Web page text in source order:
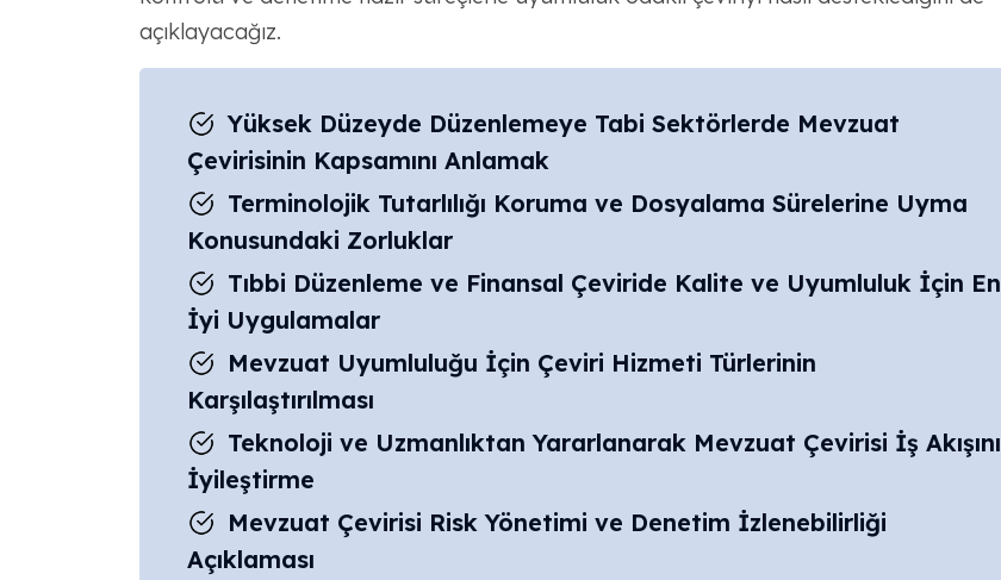
açıklayacağız.
Yüksek Düzeyde Düzenlemeye Tabi Sektörlerde Mevzuat
Çevirisinin Kapsamını Anlamak
Terminolojik Tutarlılığı Koruma ve Dosyalama Sürelerine Uyma
Konusundaki Zorluklar
Tıbbi Düzenleme ve Finansal Çeviride Kalite ve Uyumluluk İçin En
İyi Uygulamalar
Mevzuat Uyumluluğu İçin Çeviri Hizmeti Türlerinin
Karşılaştırılması
Teknoloji ve Uzmanlıktan Yararlanarak Mevzuat Çevirisi İş Akışını
İyileştirme
Mevzuat Çevirisi Risk Yönetimi ve Denetim İzlenebilirliği
Açıklaması